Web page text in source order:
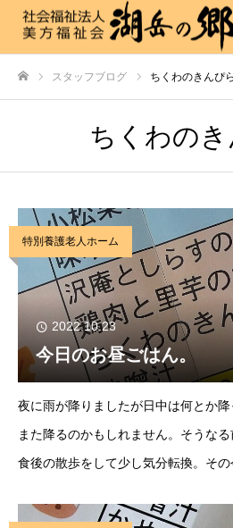
スタッフブログ ちくわのきんぴら
ちくわのき
特別養護老人ホーム
2022.10.23
今日のお昼ごはん。
夜に雨が降りましたが日中は何とか
また降るのかもしれません。そうな
食後の散歩をして少し気分転換。その
ちょうど季節ですし美味しい味付けで